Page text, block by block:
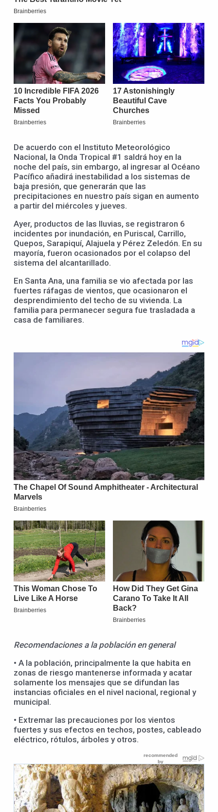
De acuerdo con el Instituto Meteorológico
Nacional, la Onda Tropical #1 saldrá hoy en la
noche del país, sin embargo, al ingresar al Océano
Pacífico añadirá inestabilidad a los sistemas de
baja presión, que generarán que las
precipitaciones en nuestro país sigan en aumento
a partir del miércoles y jueves.
Ayer, productos de las lluvias, se registraron 6
incidentes por inundación, en Puriscal, Carrillo,
Quepos, Sarapiquí, Alajuela y Pérez Zeledón. En su
mayoría, fueron ocasionados por el colapso del
sistema del alcantarillado.
En Santa Ana, una familia se vio afectada por las
fuertes ráfagas de vientos, que ocasionaron el
desprendimiento del techo de su vivienda. La
familia para permanecer segura fue trasladada a
casa de familiares.
Recomendaciones a la población en general
• A la población, principalmente la que habita en
zonas de riesgo mantenerse informada y acatar
solamente los mensajes que se difundan las
instancias oficiales en el nivel nacional, regional y
municipal.
• Extremar las precauciones por los vientos
fuertes y sus efectos en techos, postes, cableado
eléctrico, rótulos, árboles y otros.